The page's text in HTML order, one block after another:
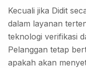
Kecuali jika Didit
dalam layanan
teknologi verifikasi
Pelanggan tetap
apakah akan